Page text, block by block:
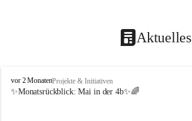
Aktuelles
V
o
vor 2 MonatenProjekte & Initiativen
✨Monatsrückblick: Mai in der 4b✨🌈